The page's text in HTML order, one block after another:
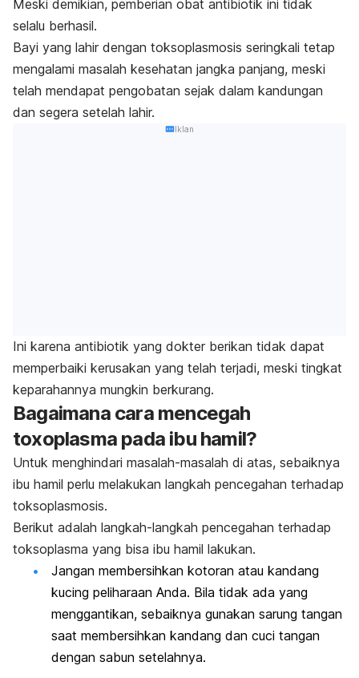
Meski demikian, pemberian obat antibiotik ini tidak
selalu berhasil.
Bayi yang lahir dengan toksoplasmosis seringkali tetap
mengalami masalah kesehatan jangka panjang, meski
telah mendapat pengobatan sejak dalam kandungan
dan segera setelah lahir.
Iklan
Ini karena antibiotik yang dokter berikan tidak dapat
memperbaiki kerusakan yang telah terjadi, meski tingkat
keparahannya mungkin berkurang.
Bagaimana cara mencegah
toxoplasma pada ibu hamil?
Untuk menghindari masalah-masalah di atas, sebaiknya
ibu hamil perlu melakukan langkah pencegahan terhadap
toksoplasmosis.
Berikut adalah langkah-langkah pencegahan terhadap
toksoplasma yang bisa ibu hamil lakukan.
Jangan membersihkan kotoran atau kandang
kucing peliharaan Anda. Bila tidak ada yang
menggantikan, sebaiknya gunakan sarung tangan
saat membersihkan kandang dan cuci tangan
dengan sabun setelahnya.